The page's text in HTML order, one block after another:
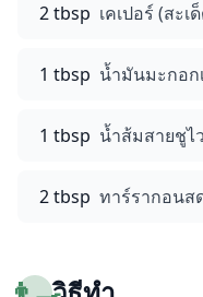
2 tbsp เคเปอร์ (สะ
1 tbsp น้ำมันมะกอก
1 tbsp น้ำส้มสายชูไ
2 tbsp ทาร์รากอนส